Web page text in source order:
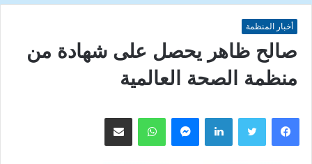
أخبار المنظمة
صالح ظاهر يحصل على شهادة من
منظمة الصحة العالمية
لينكدإن ماسنجر واتساب مشاركة عبر البريد